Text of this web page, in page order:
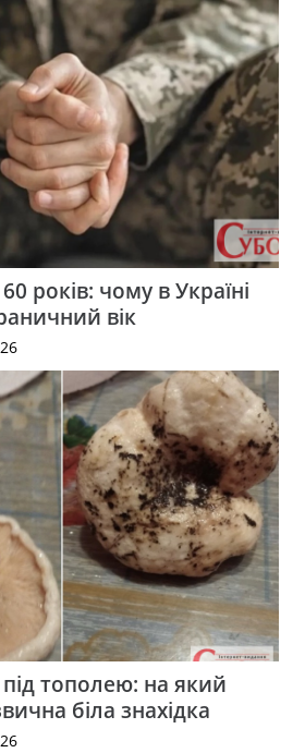
років: чому в Україні
вік
тополею: на який
біла знахідка